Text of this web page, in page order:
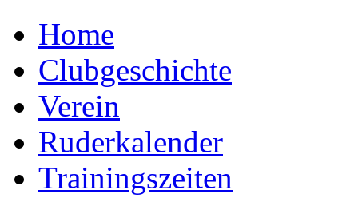
Home
Clubgeschichte
Verein
Ruderkalender
Trainingszeiten